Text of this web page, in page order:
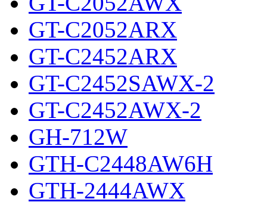
GT-C2052ARX
GT-C2452ARX
GT-C2452SAWX-2
GT-C2452AWX-2
GH-712W
GTH-C2448AW6H
GTH-2444AWX